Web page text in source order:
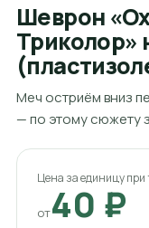
Шеврон
Триколор»
Меч остриём вниз
— по этому сюжету
Цена за единицу
от40 ₽